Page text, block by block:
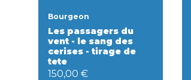
Bourgeon
Les passagers du
vent - le sang des
cerises - tirage de
tete
150,00 €